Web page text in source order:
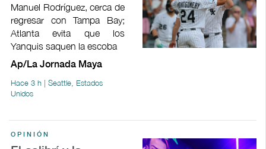
Manuel Rodríguez, cerca de
regresar con Tampa Bay;
Atlanta evita que los
Yanquis saquen la escoba
Ap/La Jornada Maya
Hace 3 h | Seattle, Estados
Unidos
OPINIÓN